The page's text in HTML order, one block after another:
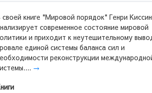
своей книге "Мировой порядок" Генри
современное состояние мировой
и приходит к неутешительному
единой системы баланса сил и
реконструкции
→